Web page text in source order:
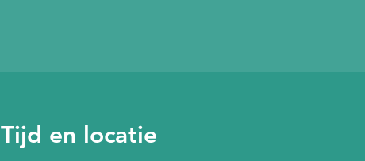
Tijd en locatie